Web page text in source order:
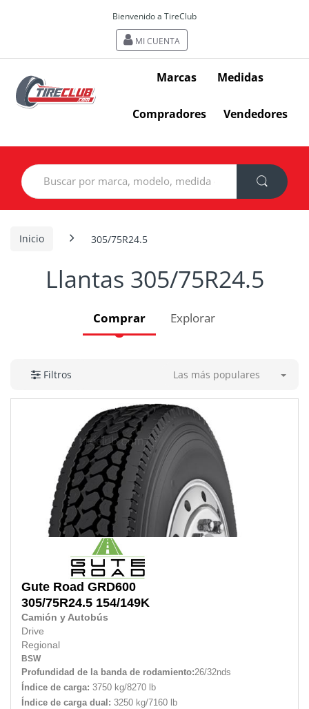
Bienvenido a TireClub
MI CUENTA
Marcas Medidas
Compradores Vendedores
Search
for:
Inicio 305/75R24.5
Llantas 305/75R24.5
Comprar Explorar
Filtros Las más populares
Gute Road GRD600
305/75R24.5 154/149K
Camión y Autobús
Drive
Regional
BSW
Profundidad de la banda de rodamiento:26/32nds
Índice de carga: 3750 kg/8270 lb
Índice de carga dual: 3250 kg/7160 lb